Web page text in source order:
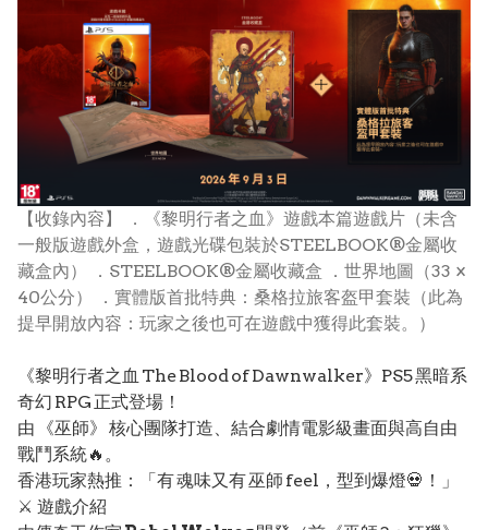
【收錄內容】 ．《黎明行者之血》遊戲本篇遊戲片（未含
一般版遊戲外盒，遊戲光碟包裝於STEELBOOK®金屬收
藏盒內） ．STEELBOOK®金屬收藏盒 ．世界地圖（33 ×
40公分） ．實體版首批特典：桑格拉旅客盔甲套裝（此為
提早開放內容：玩家之後也可在遊戲中獲得此套裝。）
《黎明行者之血 The Blood of Dawnwalker》PS5 黑暗系
奇幻 RPG 正式登場！
由 《巫師》 核心團隊打造、結合劇情電影級畫面與高自由
戰鬥系統🔥。
香港玩家熱推：「有 魂味又有 巫師 feel，型到爆燈💀！」
⚔️ 遊戲介紹